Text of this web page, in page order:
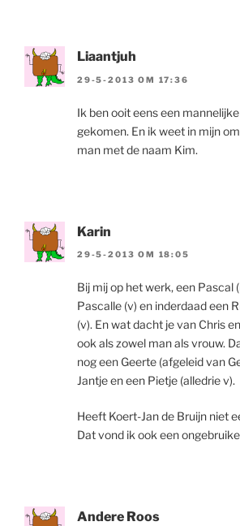
Liaantjuh
29-5-2013 OM 17:36
Ik ben ooit eens een
gekomen. En ik weet in mijn
man met de naam Kim.
Karin
29-5-2013 OM 18:05
Bij mij op het werk, een Pascal
Pascalle (v) en inderdaad een
(v). En wat dacht je van Chris
ook als zowel man als vrouw.
nog een Geerte (afgeleid van
Jantje en een Pietje (alledrie v).
Heeft Koert-Jan de Bruijn niet
Dat vond ik ook een
Andere Roos